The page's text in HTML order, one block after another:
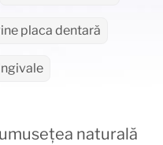
placa dentară
naturală